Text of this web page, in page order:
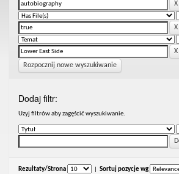
Rozpocznij nowe wyszukiwanie
Dodaj filtr:
Uzyj filtrów aby zagęścić wyszukiwanie.
Rezultaty/Strona Sortuj pozycje wg